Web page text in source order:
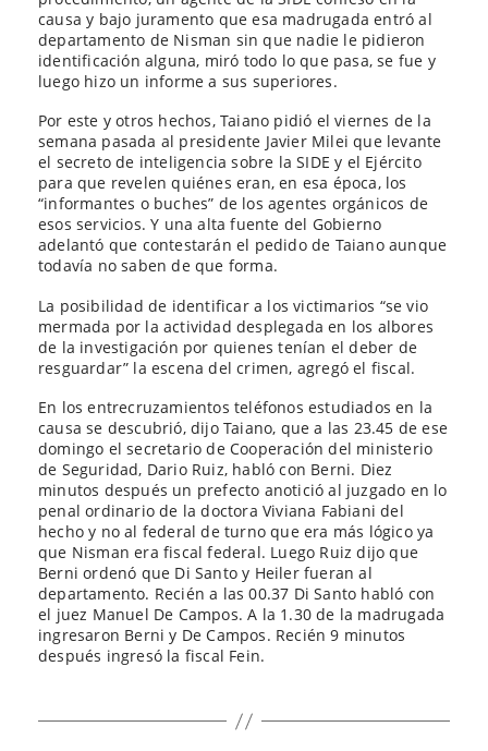
causa y bajo juramento que esa madrugada entró al
departamento de Nisman sin que nadie le pidieron
identificación alguna, miró todo lo que pasa, se fue y
luego hizo un informe a sus superiores.
Por este y otros hechos, Taiano pidió el viernes de la
semana pasada al presidente Javier Milei que levante
el secreto de inteligencia sobre la SIDE y el Ejército
para que revelen quiénes eran, en esa época, los
“informantes o buches” de los agentes orgánicos de
esos servicios. Y una alta fuente del Gobierno
adelantó que contestarán el pedido de Taiano aunque
todavía no saben de que forma.
La posibilidad de identificar a los victimarios “se vio
mermada por la actividad desplegada en los albores
de la investigación por quienes tenían el deber de
resguardar” la escena del crimen, agregó el fiscal.
En los entrecruzamientos teléfonos estudiados en la
causa se descubrió, dijo Taiano, que a las 23.45 de ese
domingo el secretario de Cooperación del ministerio
de Seguridad, Dario Ruiz, habló con Berni. Diez
minutos después un prefecto anotició al juzgado en lo
penal ordinario de la doctora Viviana Fabiani del
hecho y no al federal de turno que era más lógico ya
que Nisman era fiscal federal. Luego Ruiz dijo que
Berni ordenó que Di Santo y Heiler fueran al
departamento. Recién a las 00.37 Di Santo habló con
el juez Manuel De Campos. A la 1.30 de la madrugada
ingresaron Berni y De Campos. Recién 9 minutos
después ingresó la fiscal Fein.